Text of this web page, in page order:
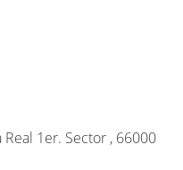
1er. Sector , 66000